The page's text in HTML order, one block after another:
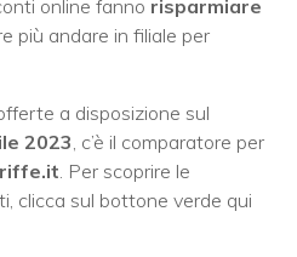
online fanno risparmiare
più andare in filiale per
a disposizione sul
2023 , c’è il comparatore per
. Per scoprire le
clicca sul bottone verde qui